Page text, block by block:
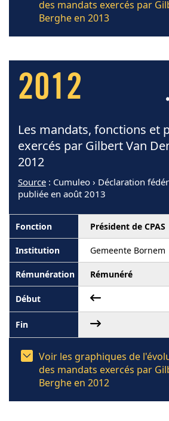
des mandats exercés par
Berghe en 2013
2012
Les mandats, fonctions et
exercés par Gilbert Van
2012
Source : Cumuleo › Déclaration
publiée en août 2013
Président de CPAS
Gemeente Bornem
Rémunéré
Voir les graphiques de
des mandats exercés par
Berghe en 2012